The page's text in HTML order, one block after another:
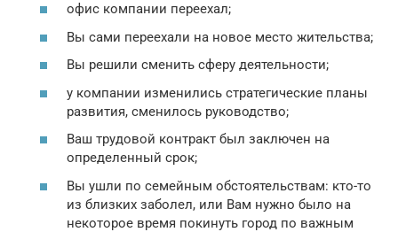
офис компании переехал;
Вы сами переехали на новое место жительства;
Вы решили сменить сферу деятельности;
у компании изменились стратегические планы
развития, сменилось руководство;
Ваш трудовой контракт был заключен на
определенный срок;
Вы ушли по семейным обстоятельствам: кто-то
из близких заболел, или Вам нужно было на
некоторое время покинуть город по важным